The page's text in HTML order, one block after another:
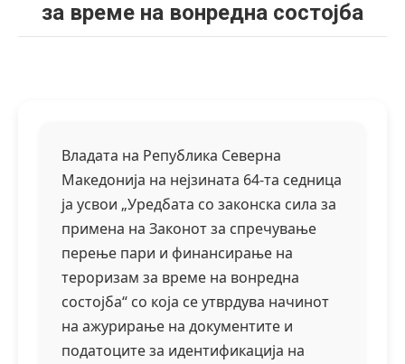
за време на вонредна состојба
Владата на Република Северна
Македонија на нејзината 64-та седница
ја усвои „Уредбата со законска сила за
примена на Законот за спречување
перење пари и финансирање на
тероризам за време на вонредна
состојба“ со која се утврдува начинот
на ажурирање на документите и
податоците за идентификација на